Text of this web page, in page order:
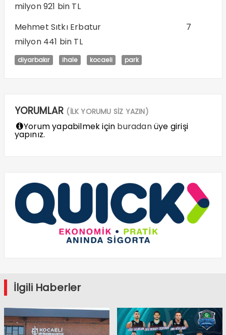
milyon 921 bin TL
Mehmet Sıtkı Erbatur
7
milyon 441 bin TL
diyarbakır ihale kocaeli park
YORUMLAR (İLK YORUMU SİZ YAZIN)
Yorum yapabilmek için buradanüye girişi
yapınız.
İlgili Haberler